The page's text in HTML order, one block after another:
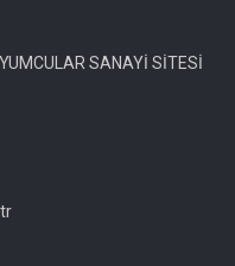
SANAYİ SİTESİ